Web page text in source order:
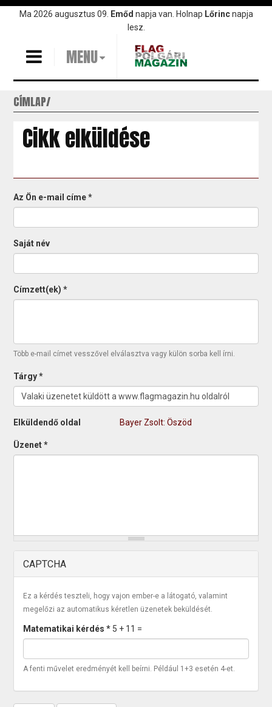
UgrásMa 2026 augusztus 09. Emőd napja van. Holnap Lőrincnapja
lesz.
MENU
CÍMLAP
Cikk elküldése
Az Ön e-mail címe*
Saját név
Címzett(ek)*
Több e-mail címet vesszővel elválasztva vagy külön sorba kell írni.
Tárgy*
Elküldendő oldal Bayer Zsolt: Öszöd
Üzenet*
CAPTCHA
Ez a kérdés teszteli, hogy vajon ember-e a látogató, valamint
megelőzi az automatikus kéretlen üzenetek beküldését.
Matematikai kérdés* 5 + 11 =
A fenti művelet eredményét kell beírni. Például 1+3 esetén 4-et.